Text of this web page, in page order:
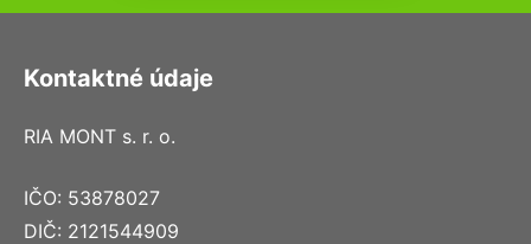
Kontaktné údaje
RIA MONT s. r. o.
IČO: 53878027
DIČ: 2121544909